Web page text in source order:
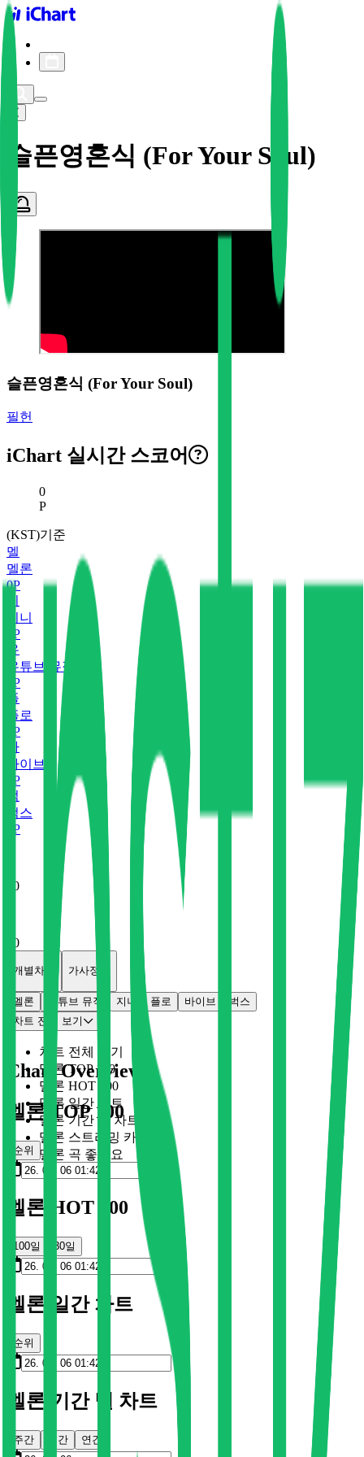
iChart logo
슬픈영혼식 (For Your Soul)
슬픈영혼식 (For Your Soul)
필헌
iChart 실시간 스코어
현재 스코어
0
P
(KST)기준
멜
멜론
0P
지니
P
유
유튜브 뮤직
P
플
플로
P
바
바이브
P
벅
벅스
P
0
0
개별차트 가사정보
멜론 유튜브 뮤직 지니 플로 바이브
벅스
차트 전체 보기
차트 전체 보기
멜론 TOP 100
멜론 HOT 100
멜론 일간 차트
멜론 기간 별 차트
멜론 스트리밍 카드
멜론 곡 좋아요
Chart Overview
멜론 TOP 100
순위
멜론 HOT 100
100일 30일
멜론 일간 차트
순위
멜론 기간 별 차트
주간 월간 연간